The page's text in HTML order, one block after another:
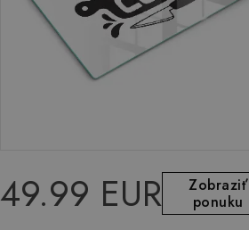
49.99 EUR
Zobraziť
ponuku